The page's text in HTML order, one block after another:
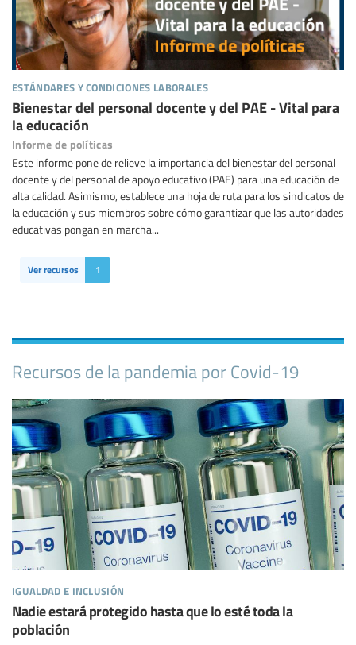
estándares y condiciones laborales
Bienestar del personal docente y del PAE - Vital para
la educación
Informe de políticas
Este informe pone de relieve la importancia del bienestar del personal
docente y del personal de apoyo educativo (PAE) para una educación de
alta calidad. Asimismo, establece una hoja de ruta para los sindicatos de
la educación y sus miembros sobre cómo garantizar que las autoridades
educativas pongan en marcha...
Ver recursos 1
Recursos de la pandemia por Covid-19
igualdad e inclusión
Nadie estará protegido hasta que lo esté toda la
población